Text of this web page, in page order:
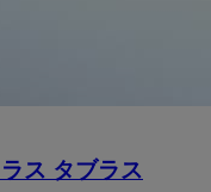
ス タブラス